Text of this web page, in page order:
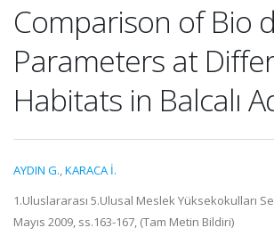
Comparison of Bio
Parameters at
Habitats in Balcalı
AYDIN G.,KARACA İ.
1.Uluslararası 5.Ulusal Meslek Yüksekokulları
Mayıs 2009, ss.163-167, (Tam Metin Bildiri)